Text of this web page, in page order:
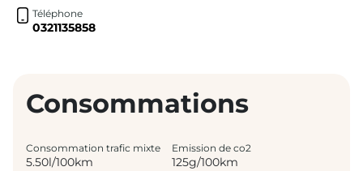
Téléphone
0321135858
Consommations
Consommation trafic mixte
5.50l/100km
Emission de co2
125g/100km